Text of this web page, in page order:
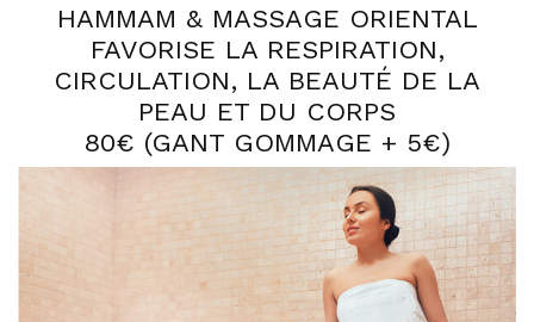
HAMMAM & MASSAGE ORIENTAL
FAVORISE LA RESPIRATION,
CIRCULATION, LA BEAUTÉ DE LA
PEAU ET DU CORPS
80€ (GANT GOMMAGE + 5€)